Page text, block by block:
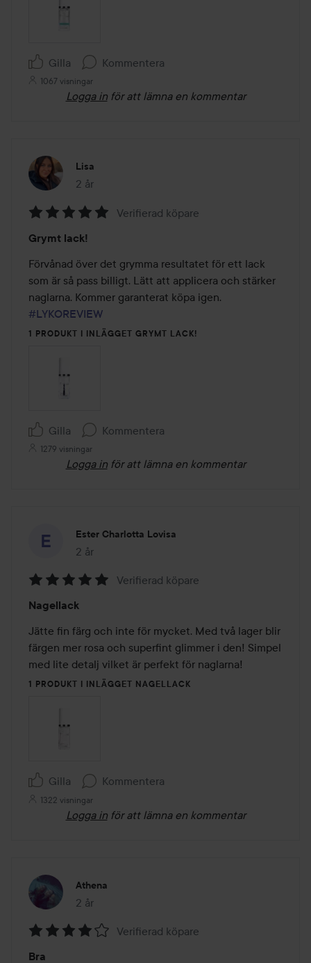
Gilla Kommentera
1067 visningar
Logga in för att lämna en kommentar
Lisa
2 år
Inlägget skapades 2 år
5
av
5
Verifierad köpare
Grymt lack!
Förvånad över det grymma resultatet för ett lack
som är så pass billigt. Lätt att applicera och stärker
#LYKOREVIEW
1 PRODUKT I INLÄGGET GRYMT LACK!
Gilla Kommentera
1279 visningar
Logga in för att lämna en kommentar
Ester Charlotta Lovisa
2 år
Inlägget skapades 2 år
5
av
5
Verifierad köpare
Nagellack
Jätte fin färg och inte för mycket. Med två lager blir
färgen mer rosa och superfint glimmer i den! Simpel
med lite detalj vilket är perfekt för naglarna!
1 PRODUKT I INLÄGGET NAGELLACK
Gilla Kommentera
1322 visningar
Logga in för att lämna en kommentar
Athena
2 år
Inlägget skapades 2 år
Verifierad köpare
Bra